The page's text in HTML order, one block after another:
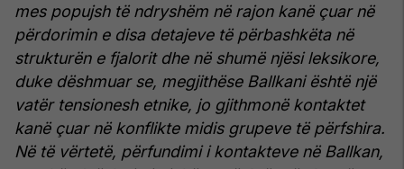
mes popujsh të ndryshëm në rajon kanë çuar në
përdorimin e disa detajeve të përbashkëta në
strukturën e fjalorit dhe në shumë njësi leksikore,
duke dëshmuar se, megjithëse Ballkani është një
vatër tensionesh etnike, jo gjithmonë kontaktet
kanë çuar në konflikte midis grupeve të përfshira.
Në të vërtetë, përfundimi i kontakteve në Ballkan,